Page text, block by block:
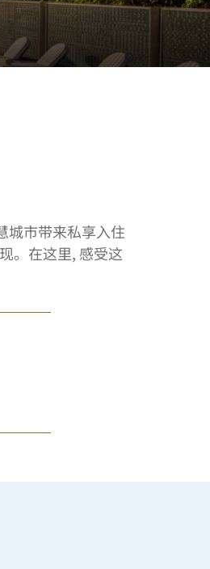
城市带来私享入住
。在这里, 感受这